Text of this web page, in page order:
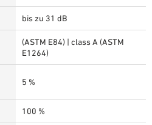
bis zu 31 dB
(ASTM E84) | class A (ASTM
E1264)
5 %
100 %